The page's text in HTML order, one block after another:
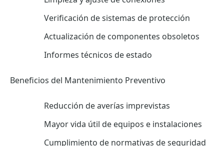
Verificación de sistemas de protección
Actualización de componentes obsoletos
Informes técnicos de estado
Beneficios del Mantenimiento Preventivo
Reducción de averías imprevistas
Mayor vida útil de equipos e instalaciones
Cumplimiento de normativas de seguridad